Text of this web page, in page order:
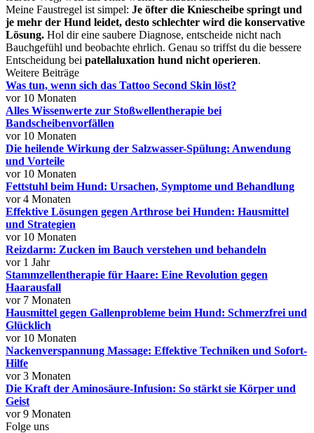
Meine Faustregel ist simpel: Je öfter die Kniescheibe springt und
je mehr der Hund leidet, desto schlechter wird die konservative
Lösung. Hol dir eine saubere Diagnose, entscheide nicht nach
Bauchgefühl und beobachte ehrlich. Genau so triffst du die bessere
Entscheidung bei patellaluxation hund nicht operieren.
Weitere Beiträge
Was tun, wenn sich das Tattoo Second Skin löst?
vor 10 Monaten
Alles Wissenwerte zur Stoßwellentherapie bei
Bandscheibenvorfällen
vor 10 Monaten
Die heilende Wirkung der Salzwasser-Spülung: Anwendung
und Vorteile
vor 10 Monaten
Fettstuhl beim Hund: Ursachen, Symptome und Behandlung
vor 4 Monaten
Effektive Lösungen gegen Arthrose bei Hunden: Hausmittel
und Strategien
vor 10 Monaten
Reizdarm: Zucken im Bauch verstehen und behandeln
vor 1 Jahr
Stammzellentherapie für Haare: Eine Revolution gegen
Haarausfall
vor 7 Monaten
Hausmittel gegen Gallenprobleme beim Hund: Schmerzfrei und
Glücklich
vor 10 Monaten
Nackenverspannung Massage: Effektive Techniken und Sofort-
Hilfe
vor 3 Monaten
Die Kraft der Aminosäure-Infusion: So stärkt sie Körper und
Geist
vor 9 Monaten
Folge uns